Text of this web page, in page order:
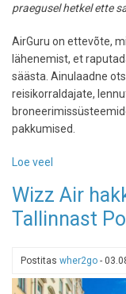
praegusel hetkel ette
AirGuru on ettevõte,
lähenemist, et
säästa. Ainulaadne
reisikorraldajate,
pakkumised.
Loe veel
ja
hotell
alates
192
Wizz Air
Tallinnast
Postitas wher2go -